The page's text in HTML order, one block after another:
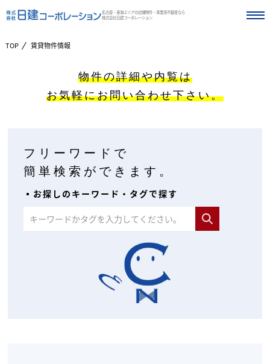
名古屋・東海エリアの店舗物件・事業用不動産なら
株式会社日建コーポレーション
TOP 賃貸物件情報
物件の詳細や内覧は
お気軽にお問い合わせ下さい。
フリーワードで
簡単検索ができます。
▪︎お探しのキーワード・タグで探す